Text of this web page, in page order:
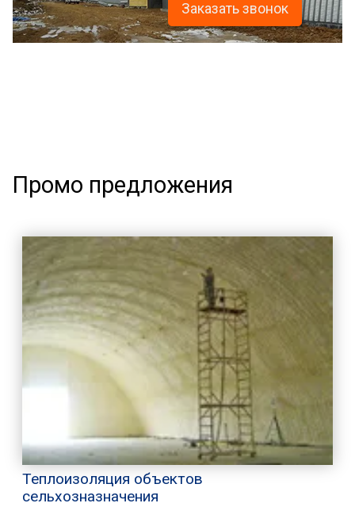
Заказать звонок
Промо предложения
Теплоизоляция объектов
сельхозназначения